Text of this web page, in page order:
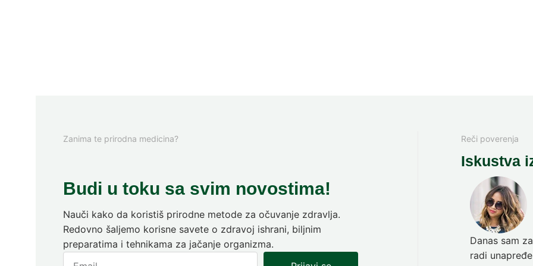
Zanima te prirodna medicina?
Budi u toku sa svim novostima!
Nauči kako da koristiš prirodne metode za očuvanje zdravlja.
Redovno šaljemo korisne savete o zdravoj ishrani, biljnim
preparatima i tehnikama za jačanje organizma.
Reči poverenja
Iskustva
Danas sam
radi